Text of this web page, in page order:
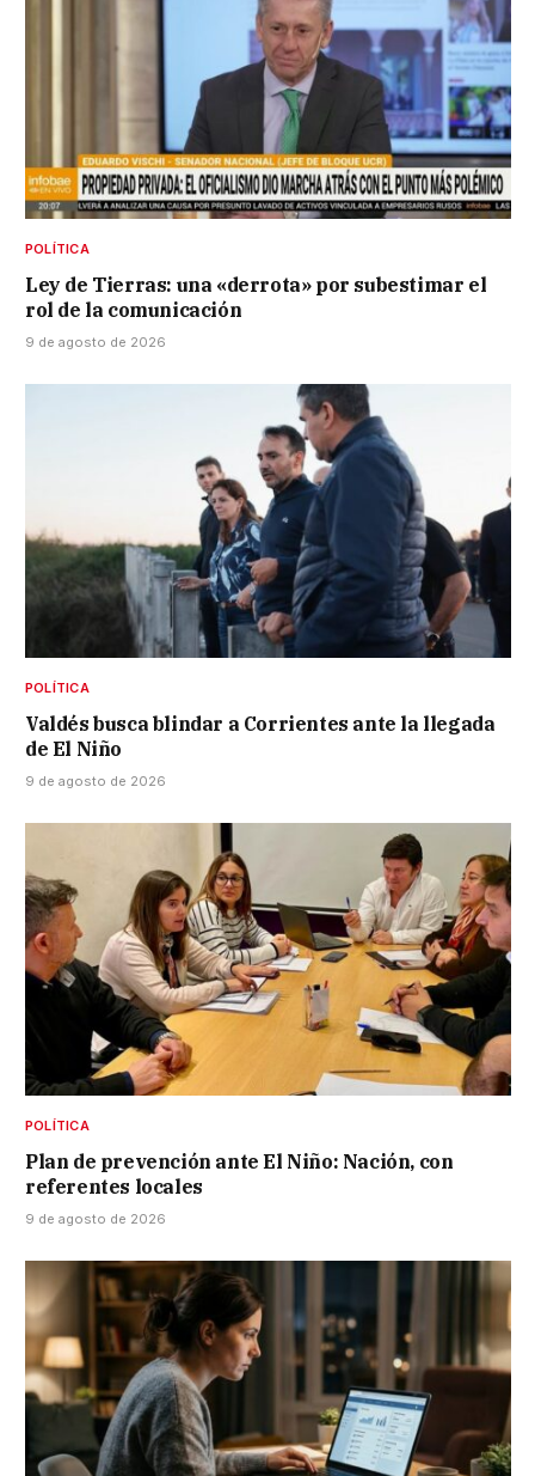
POLÍTICA
Ley de Tierras: una «derrota» por subestimar el
rol de la comunicación
9 de agosto de 2026
POLÍTICA
Valdés busca blindar a Corrientes ante la llegada
de El Niño
9 de agosto de 2026
POLÍTICA
Plan de prevención ante El Niño: Nación, con
referentes locales
9 de agosto de 2026